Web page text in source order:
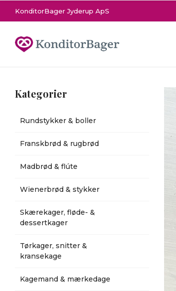
KonditorBager Jyderup ApS
Kategorier
Rundstykker & boller
Franskbrød & rugbrød
Madbrød & flúte
Wienerbrød & stykker
Skærekager, fløde- &
dessertkager
Tørkager, snitter &
kransekage
Kagemand & mærkedage